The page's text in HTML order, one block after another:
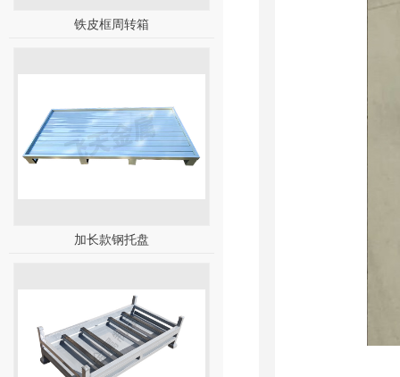
铁皮框周转箱
加长款钢托盘